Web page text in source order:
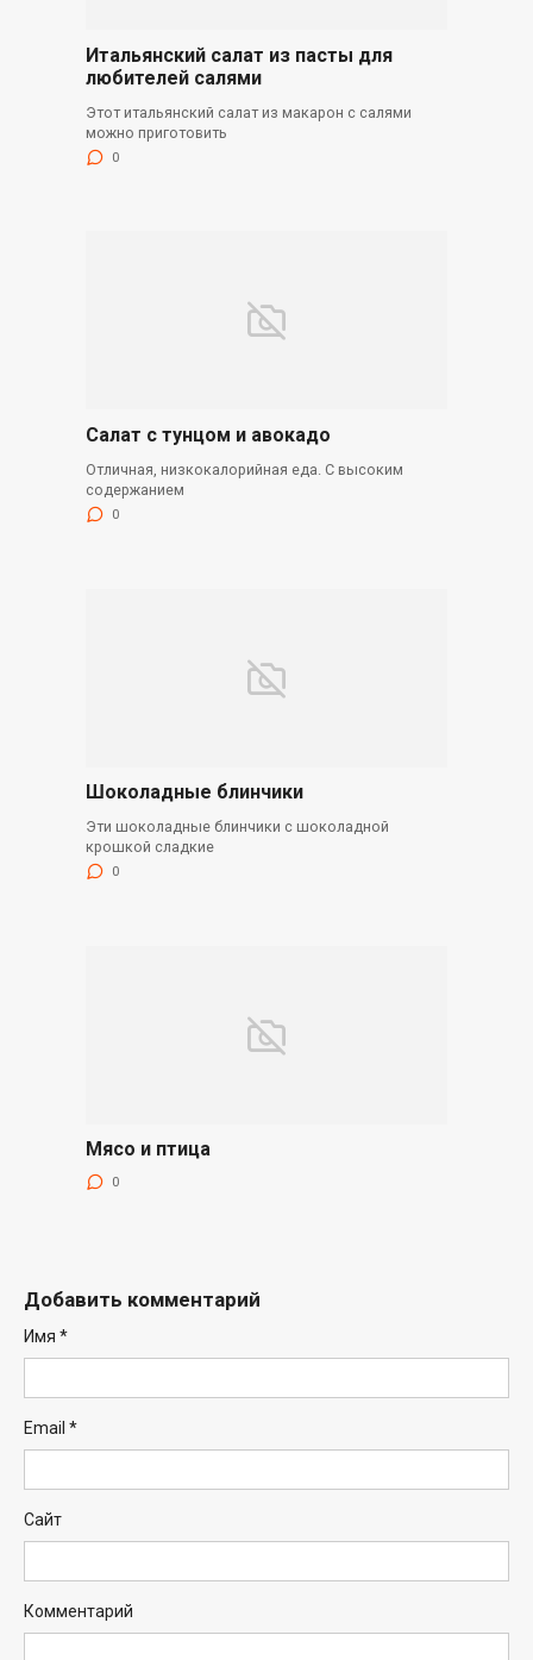
Итальянский салат из пасты для
любителей салями
Этот итальянский салат из макарон с салями
можно приготовить
0
Салат с тунцом и авокадо
Отличная, низкокалорийная еда. С высоким
содержанием
0
Шоколадные блинчики
Эти шоколадные блинчики с шоколадной
крошкой сладкие
0
Мясо и птица
0
Добавить комментарий
Имя *
Email *
Сайт
Комментарий